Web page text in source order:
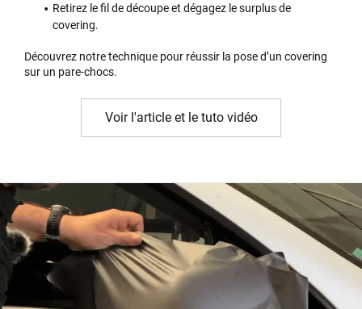
Retirez le fil de découpe et dégagez le surplus de
covering.
Découvrez notre technique pour réussir la pose d’un covering
sur un pare-chocs.
Voir l'article et le tuto vidéo